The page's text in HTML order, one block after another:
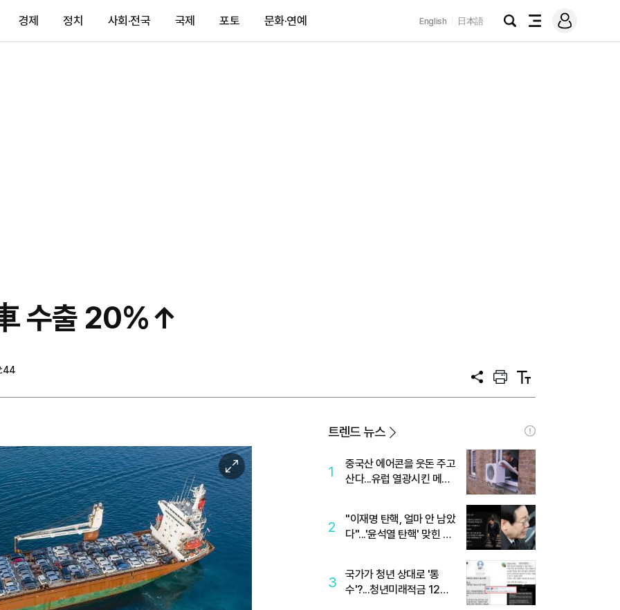
경제 정치 사회·전국 국제 포토 문화·연예 English 日本語
검
전
메
그
수출 20%↑
공
프
트
텍
트
이
미
지
확
대
트렌드 뉴스
1
중국산 에어콘을 웃돈 주고
산다...유럽 열광시킨 메이
2
"이재명 탄핵, 얼마 안 남았
다"...'윤석열 탄핵' 맞힌 무
3
국가가 청년 상대로 '통
수'?...청년미래적금 12%